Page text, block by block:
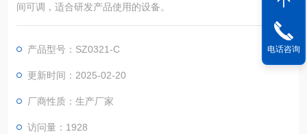
间可调，适合研发产品使用的设备。
产品型号：SZ0321-C
更新时间：2025-02-20
厂商性质：生产厂家
访问量：1928
电话咨询